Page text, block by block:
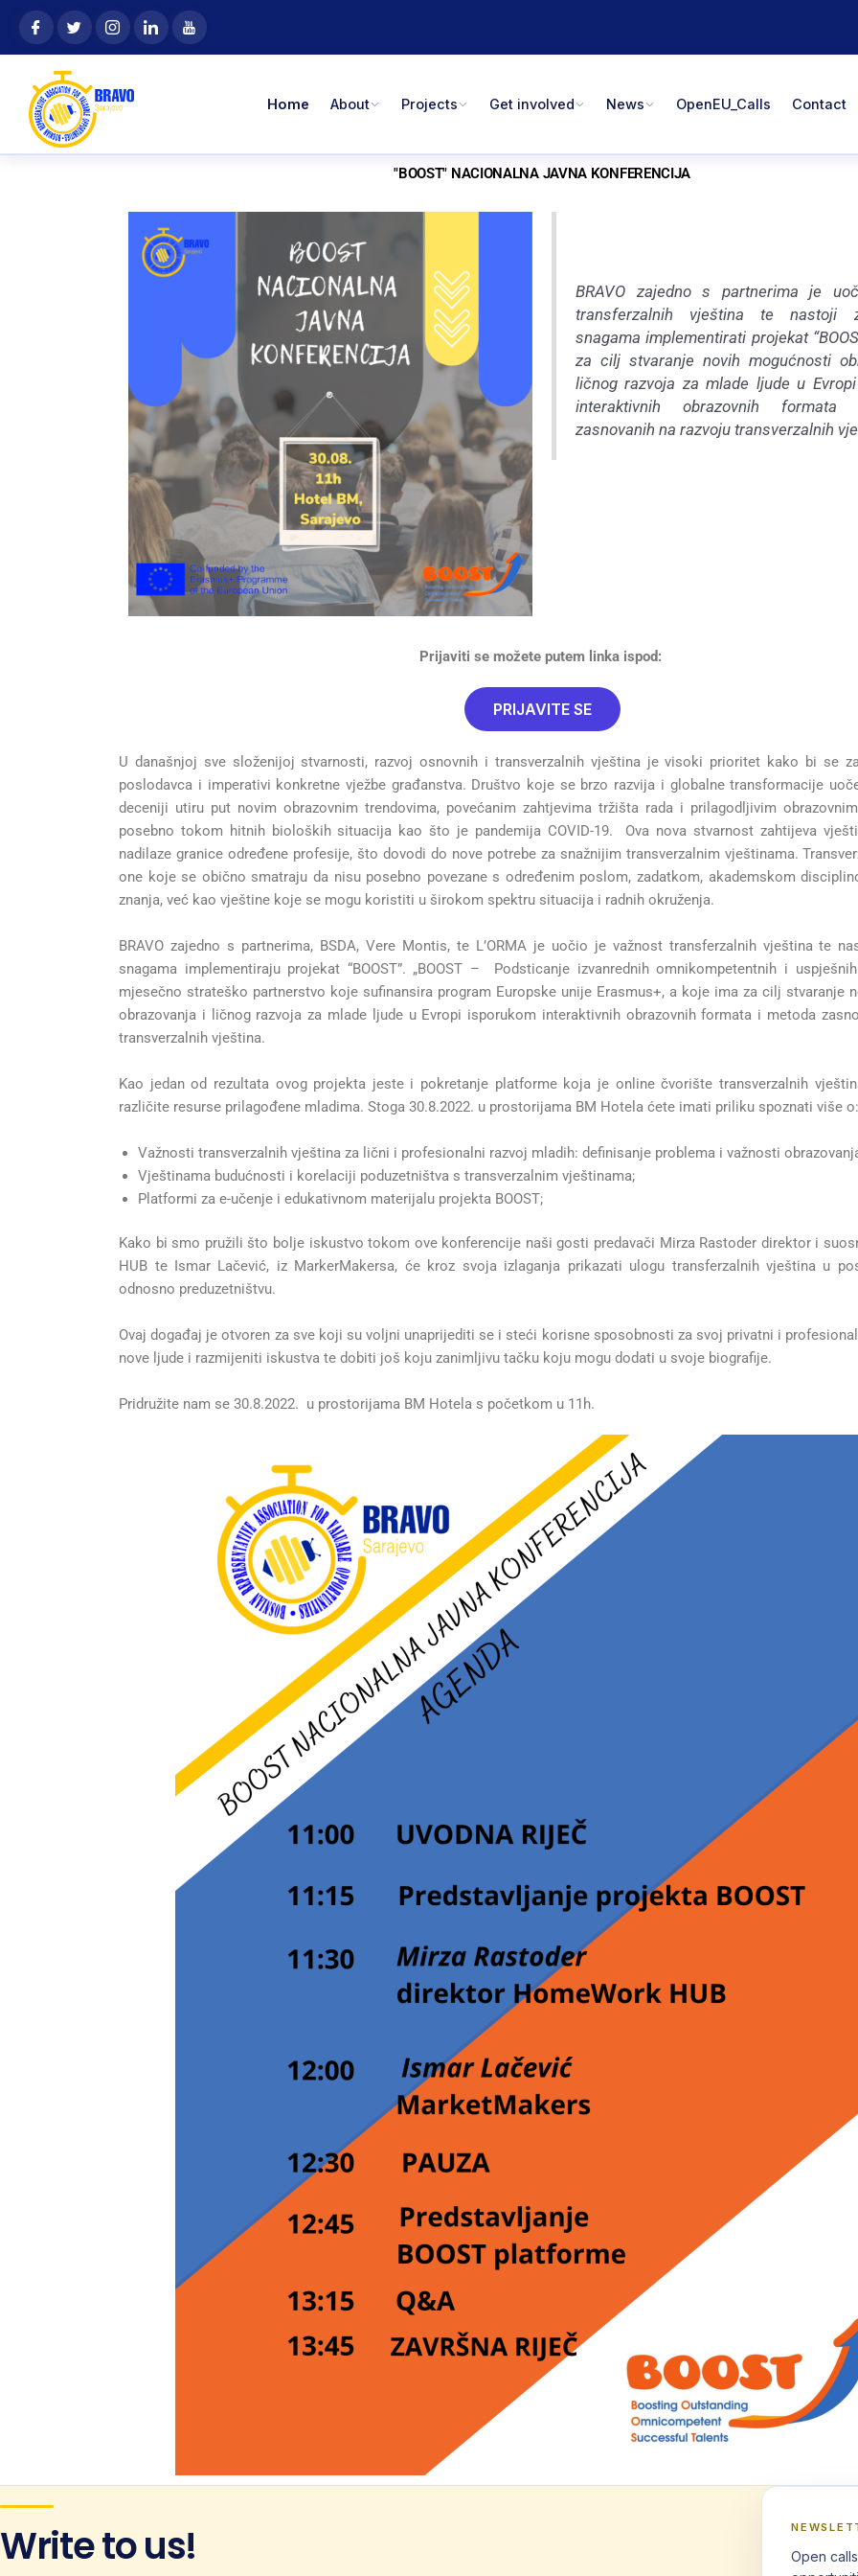
content
Skip
content
Home About Projects Get involved News OpenEU_Calls Contact
"BOOST" NACIONALNA JAVNA KONFERENCIJA
BRAVO zajedno s partnerima je
transferzalnih vještina te nastoji
snagama implementirati projekat
za cilj stvaranje novih mogućnosti
ličnog razvoja za mlade ljude u
interaktivnih obrazovnih
zasnovanih na razvoju transverzalnih
Prijaviti se možete putem linka ispod:
PRIJAVITE SE
U današnjoj sve složenijoj stvarnosti, razvoj osnovnih i transverzalnih vještina je visoki prioritet kako bi se
poslodavca i imperativi konkretne vježbe građanstva. Društvo koje se brzo razvija i globalne transformacije
deceniji utiru put novim obrazovnim trendovima, povećanim zahtjevima tržišta rada i prilagodljivim
posebno tokom hitnih bioloških situacija kao što je pandemija COVID-19. Ova nova stvarnost zahtijeva
nadilaze granice određene profesije, što dovodi do nove potrebe za snažnijim transverzalnim vještinama.
one koje se obično smatraju da nisu posebno povezane s određenim poslom, zadatkom, akademskom
znanja, već kao vještine koje se mogu koristiti u širokom spektru situacija i radnih okruženja.
BRAVO zajedno s partnerima, BSDA, Vere Montis, te L’ORMA je uočio je važnost transferzalnih vještina te
snagama implementiraju projekat “BOOST”. „BOOST – Podsticanje izvanrednih omnikompetentnih i
mjesečno strateško partnerstvo koje sufinansira program Europske unije Erasmus+, a koje ima za cilj stvaranje
obrazovanja i ličnog razvoja za mlade ljude u Evropi isporukom interaktivnih obrazovnih formata i metoda
transverzalnih vještina.
Kao jedan od rezultata ovog projekta jeste i pokretanje platforme koja je online čvorište transverzalnih
različite resurse prilagođene mladima. Stoga 30.8.2022. u prostorijama BM Hotela ćete imati priliku spoznati više o:
Važnosti transverzalnih vještina za lični i profesionalni razvoj mladih: definisanje problema i važnosti
Vještinama budućnosti i korelaciji poduzetništva s transverzalnim vještinama;
Platformi za e-učenje i edukativnom materijalu projekta BOOST;
Kako bi smo pružili što bolje iskustvo tokom ove konferencije naši gosti predavači Mirza Rastoder direktor i
HUB te Ismar Lačević, iz MarkerMakersa, će kroz svoja izlaganja prikazati ulogu transferzalnih vještina u
odnosno preduzetništvu.
Ovaj događaj je otvoren za sve koji su voljni unaprijediti se i steći korisne sposobnosti za svoj privatni i
nove ljude i razmijeniti iskustva te dobiti još koju zanimljivu tačku koju mogu dodati u svoje biografije.
Pridružite nam se 30.8.2022. u prostorijama BM Hotela s početkom u 11h.
Write to us!
Open